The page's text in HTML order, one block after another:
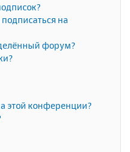
на
форум?
этой конференции?